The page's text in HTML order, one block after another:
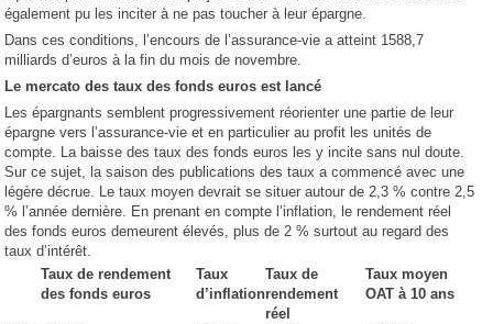
également pu les inciter à ne pas toucher à leur épargne.
Dans ces conditions, l’encours de l’assurance-vie a atteint 1588,7
milliards d’euros à la fin du mois de novembre.
Le mercato des taux des fonds euros est lancé
Les épargnants semblent progressivement réorienter une partie de leur
épargne vers l’assurance-vie et en particulier au profit les unités de
compte. La baisse des taux des fonds euros les y incite sans nul doute.
Sur ce sujet, la saison des publications des taux a commencé avec une
légère décrue. Le taux moyen devrait se situer autour de 2,3 % contre 2,5
% l’année dernière. En prenant en compte l’inflation, le rendement réel
des fonds euros demeurent élevés, plus de 2 % surtout au regard des
taux d’intérêt.
Taux de rendement
des fonds euros
Taux
d’inflation
Taux de
rendement
réel
Taux moyen
OAT à 10 ans